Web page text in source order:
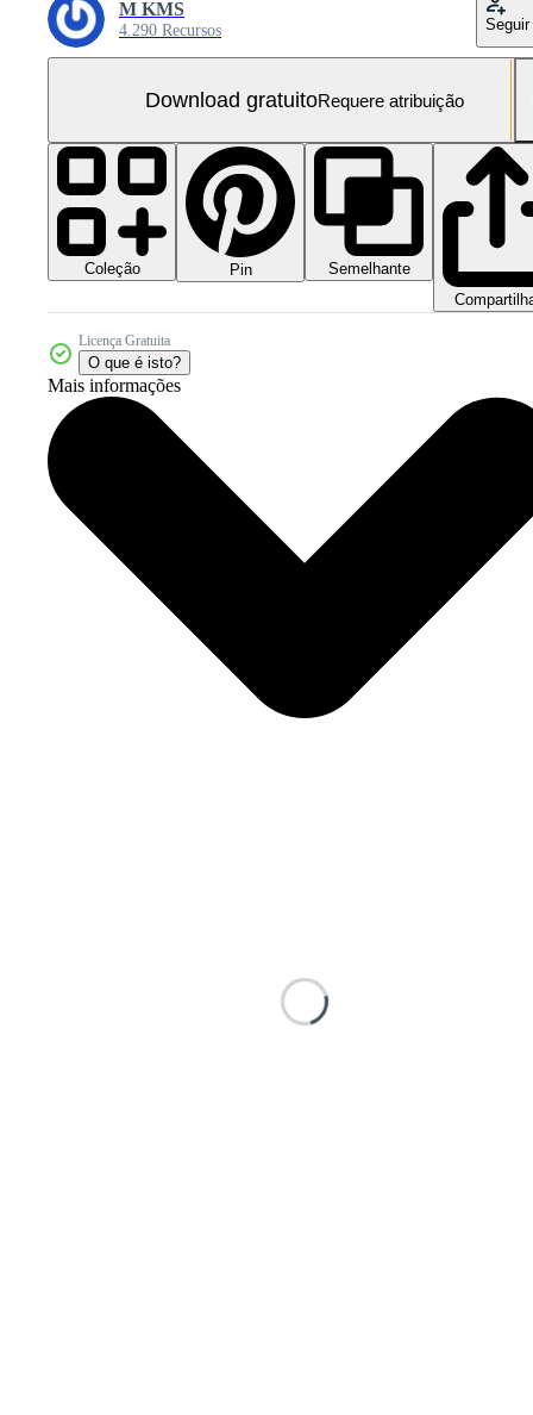
M KMS
4.290 Recursos Seguir
Download gratuitoRequere atribuição
Coleção Pin
Semelhante
Licença Gratuita
O que é isto?
Mais informações